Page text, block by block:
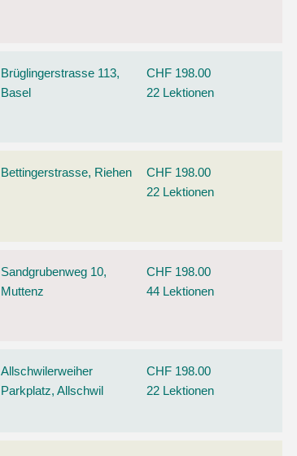
Brüglingerstrasse 113,
Basel
CHF 198.00
22 Lektionen
Bettingerstrasse, Riehen
CHF 198.00
22 Lektionen
Sandgrubenweg 10,
Muttenz
CHF 198.00
44 Lektionen
Allschwilerweiher
Parkplatz, Allschwil
CHF 198.00
22 Lektionen